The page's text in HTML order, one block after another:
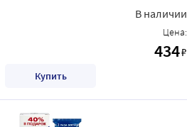
В наличии
Цена:
434₽
Купить